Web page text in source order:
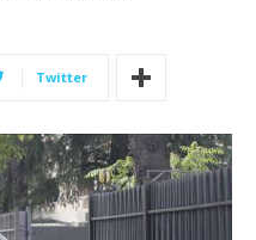
Twitter